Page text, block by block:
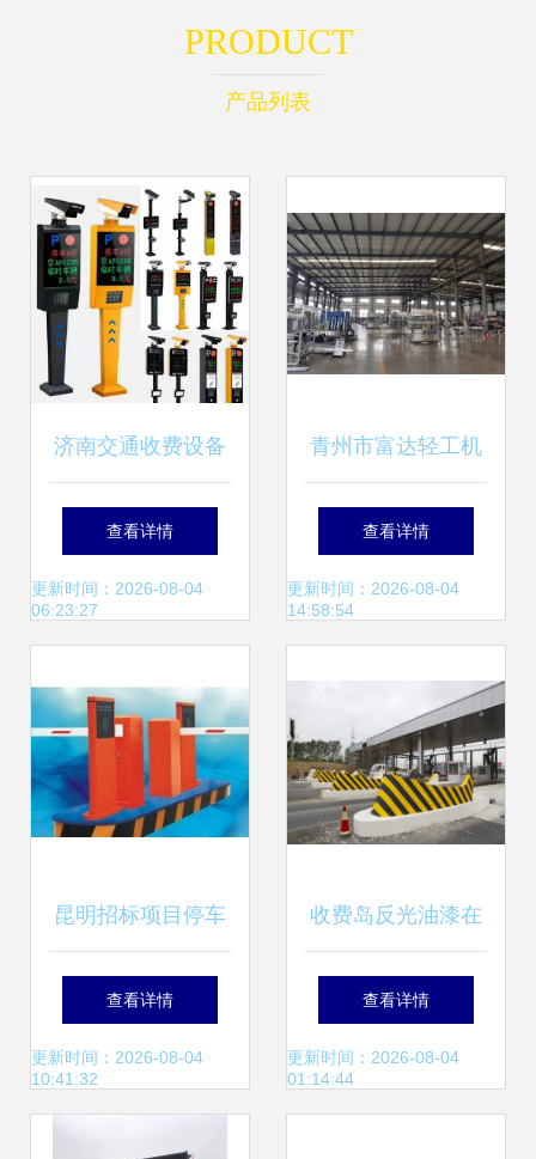
PRODUCT
产品列表
济南交通收费设备
品牌大全 权威盘点
与选择指南
查看详情
更新时间：2026-08-04
06:23:27
青州市富达轻工机
械厂携手隆众资讯
共邀您7月相聚青
查看详情
更新时间：2026-08-04
14:58:54
昆明招标项目停车
场系统,停车场收费
系统,智能停车场管
查看详情
更新时间：2026-08-04
10:41:32
收费岛反光油漆在
交通收费设备中的
应用与优化策略
查看详情
更新时间：2026-08-04
01:14:44